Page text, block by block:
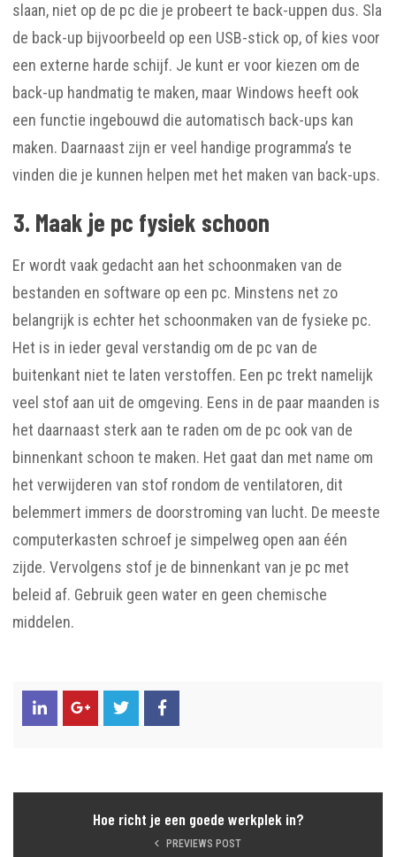
slaan, niet op de pc die je probeert te back-uppen dus. Sla
de back-up bijvoorbeeld op een USB-stick op, of kies voor
een externe harde schijf. Je kunt er voor kiezen om de
back-up handmatig te maken, maar Windows heeft ook
een functie ingebouwd die automatisch back-ups kan
maken. Daarnaast zijn er veel handige programma’s te
vinden die je kunnen helpen met het maken van back-ups.
3. Maak je pc fysiek schoon
Er wordt vaak gedacht aan het schoonmaken van de
bestanden en software op een pc. Minstens net zo
belangrijk is echter het schoonmaken van de fysieke pc.
Het is in ieder geval verstandig om de pc van de
buitenkant niet te laten verstoffen. Een pc trekt namelijk
veel stof aan uit de omgeving. Eens in de paar maanden is
het daarnaast sterk aan te raden om de pc ook van de
binnenkant schoon te maken. Het gaat dan met name om
het verwijderen van stof rondom de ventilatoren, dit
belemmert immers de doorstroming van lucht. De meeste
computerkasten schroef je simpelweg open aan één
zijde. Vervolgens stof je de binnenkant van je pc met
beleid af. Gebruik geen water en geen chemische
middelen.
Hoe richt je een goede werkplek in?
PREVIEWS POST